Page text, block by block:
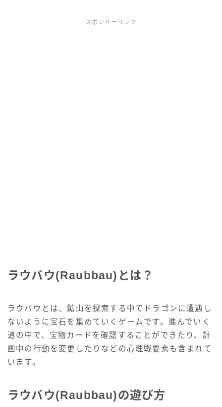
スポンサーリンク
ラウバウ(Raubbau)とは？
ラウバウとは、鉱山を探索する中でドラゴンに遭遇し
ないように宝石を集めていくゲームです。進んでいく
道の中で、宝物カードを確認することができたり、計
画中の行動を変更したりなどの心理戦要素も含まれて
います。
ラウバウ(Raubbau)の遊び方